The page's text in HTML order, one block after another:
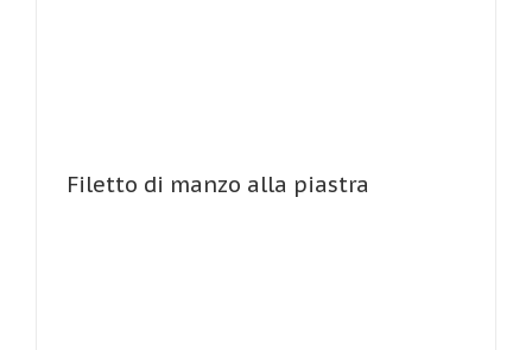
Filetto di manzo alla piastra